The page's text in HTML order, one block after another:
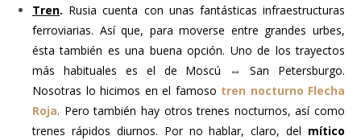
Tren. Rusia cuenta con unas fantásticas infraestructuras
ferroviarias. Así que, para moverse entre grandes urbes,
ésta también es una buena opción. Uno de los trayectos
más habituales es el de Moscú ⇔ San Petersburgo.
Nosotras lo hicimos en el famoso tren nocturno Flecha
Roja. Pero también hay otros trenes nocturnos, así como
trenes rápidos diurnos. Por no hablar, claro, del mítico